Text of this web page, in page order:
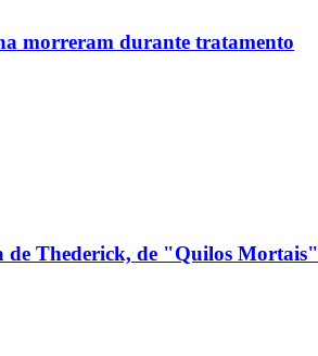
morreram durante tratamento
de Thederick, de "Quilos Mortais"